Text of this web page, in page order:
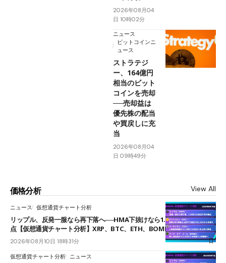
2026年08月04
日 10時02分
ニュース
ビットコインニ
ュース
ストラテジ
ー、164億円
相当のビット
コインを売却
──売却益は
優先株の配当
や買戻しに充
当
2026年08月04
日 09時49分
価格分析 View All
ニュース 仮想通貨チャート分析
リップル、反発一服なら再下落へ──HMA下抜けなら1.008ドルが次の焦
点【仮想通貨チャート分析】XRP、BTC、ETH、BOME
2026年08月10日 18時31分
仮想通貨チャート分析 ニュース